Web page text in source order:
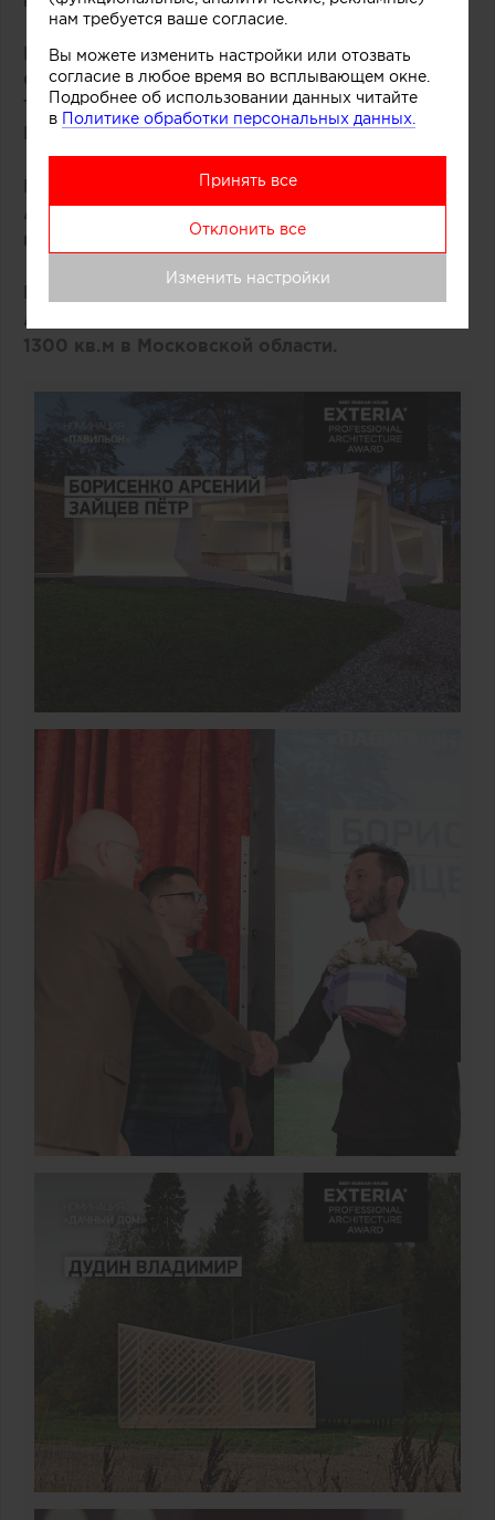
Номинация «Коттедж»
Сергей Колчин, Антон Архипов, Надежда
Торшина. Объект - дом площадью 250 кв.м в
Московской области.
Номинация «Вилла»
Александра Фёдорова. Объект - вилла
площадью 800 кв.м в Сочи.
Номинация «Усадьба»
Александр Кузяков. Объект – дом площадью
1300 кв.м в Московской области.
нам требуется ваше согласие.
Вы можете изменить настройки или отозвать
согласие в любое время во всплывающем окне.
Подробнее об использовании данных читайте
в Политике обработки персональных данных.
Принять все
Отклонить все
Изменить настройки